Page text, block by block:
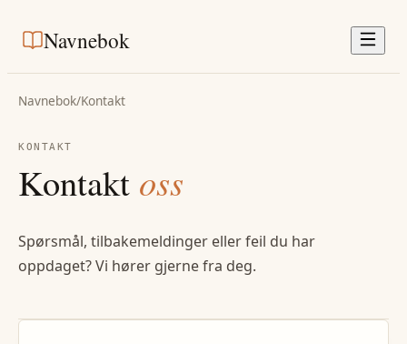
Navnebok
Navnebok/Kontakt
KONTAKT
Kontakt oss
Spørsmål, tilbakemeldinger eller feil du har
oppdaget? Vi hører gjerne fra deg.